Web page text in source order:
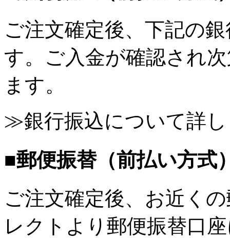
ご注文確定後、下記の
す。ご入金が確認され
ます。
≫銀行振込について詳
■郵便振替（前払い方式
ご注文確定後、お近く
レクトより郵便振替口